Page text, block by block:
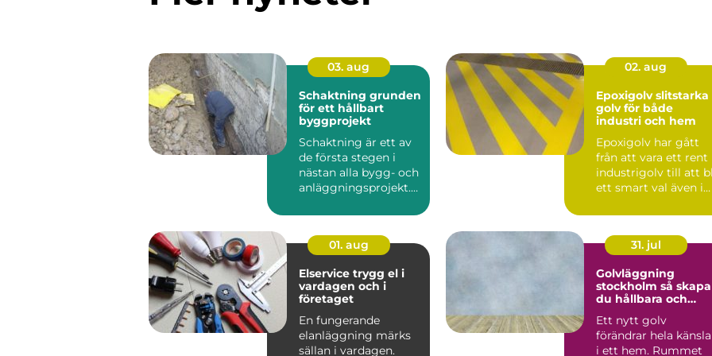
03. aug
Schaktning grunden
för ett hållbart
byggprojekt
Schaktning är ett av
de första stegen i
nästan alla bygg- och
anläggningsprojekt.
02. aug
Epoxigolv slitstarka
golv för både
industri och hem
Epoxigolv har gått
från att vara ett rent
industrigolv till att
ett smart val även i
01. aug
Elservice trygg el i
vardagen och i
företaget
En fungerande
elanläggning märks
sällan i vardagen.
31. jul
Golvläggning
stockholm så skapar
du hållbara och
Ett nytt golv
förändrar hela
i ett hem. Rummet